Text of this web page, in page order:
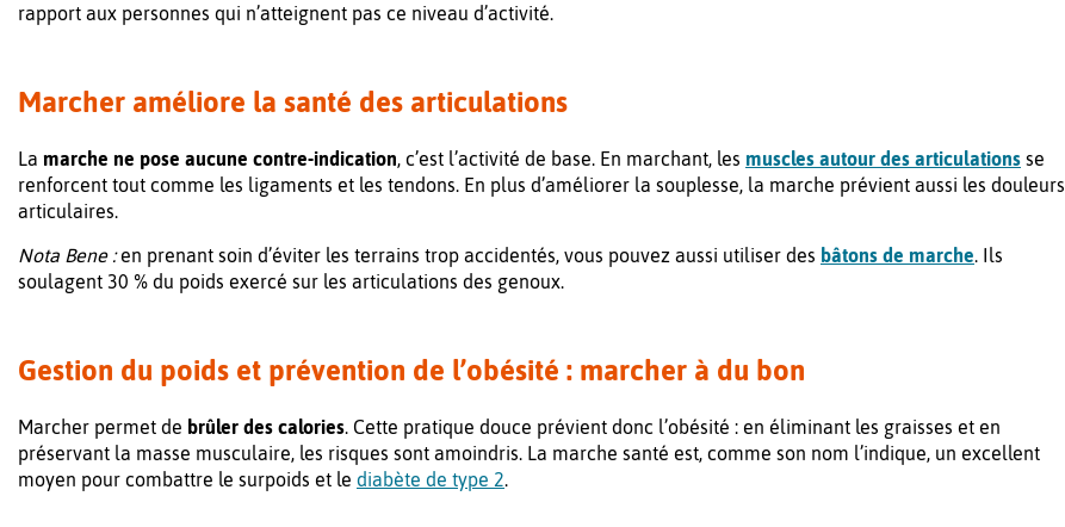
rapport aux personnes qui n’atteignent pas ce niveau d’activité.
Marcher améliore la santé des articulations
La marche ne pose aucune contre-indication, c’est l’activité de base. En marchant, les muscles autour des articulations se
renforcent tout comme les ligaments et les tendons. En plus d’améliorer la souplesse, la marche prévient aussi les douleurs
articulaires.
Nota Bene :en prenant soin d’éviter les terrains trop accidentés, vous pouvez aussi utiliser des bâtons de marche. Ils
soulagent 30 % du poids exercé sur les articulations des genoux.
Gestion du poids et prévention de l’obésité : marcher à du bon
Marcher permet de brûler des calories. Cette pratique douce prévient donc l’obésité : en éliminant les graisses et en
préservant la masse musculaire, les risques sont amoindris. La marche santé est, comme son nom l’indique, un excellent
moyen pour combattre le surpoids et le diabète de type 2.